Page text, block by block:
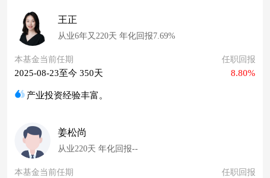
王正
从业6年又220天 年化回报7.69%
本基金当前任期
2025-08-23至今 350天
任职回报
8.80%
产业投资经验丰富。
姜松尚
从业220天 年化回报--
本基金当前任期 任职回报